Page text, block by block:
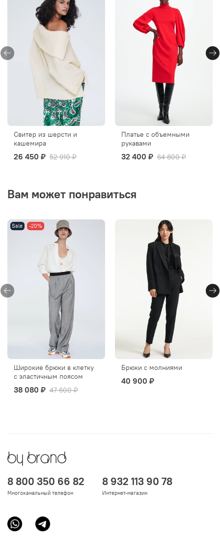
Свитер из шерсти и
кашемира
26 450 ₽ 52 910 ₽
Платье с объемными
рукавами
32 400 ₽ 64 800 ₽
Вам может понравиться
Sale -20%
Широкие брюки в клетку
с эластичным поясом
38 080 ₽ 47 600 ₽
Брюки с молниями
40 900 ₽
8 800 350 66 82
Многоканальный телефон
8 932 113 90 78
Интернет-магазин